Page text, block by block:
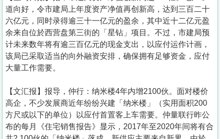
道向好，令市建局上年度资产净值再创新高，达到三百二十
六亿元，同时录得逾三十一亿元的盈余，其中近十二亿元盈
余来自位於西营盘第三街的「星钻」项目。不过，市建局预
计未来数年将有逾三百亿元的现金支出，以应付运作计画，
该局已采取适当的向外融资安排，确保拥有足够资金，应付
大量工作需要。
【文汇报】报导，仲行：纳米楼4年内增2100伙。面对楼价
高企，不少发展商近年纷纷兴建「纳米楼」（实用面积200
方尺或以下的单位）以应付首置客上车需要。仲量联行昨公
布的每月《住宅销售报告》显示，2017年至2020年间将有合